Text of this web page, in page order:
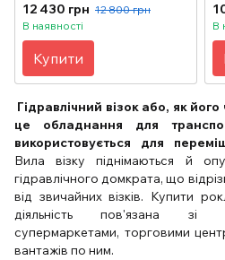
12 430 грн 12 800 грн
В наявності
Купити
В
Гідравлічний візок або, як
це обладнання для
використовується для
Вила візку піднімаються й
гідравлічного домкрата, що
від звичайних візків. Купити
діяльність пов'язана зі
супермаркетами, торговими
вантажів по ним.